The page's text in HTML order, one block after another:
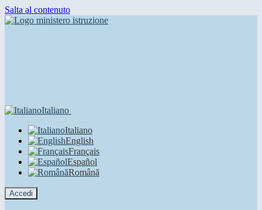
Salta al contenuto
Italiano
Italiano
English
Français
Español
Română
Accedi